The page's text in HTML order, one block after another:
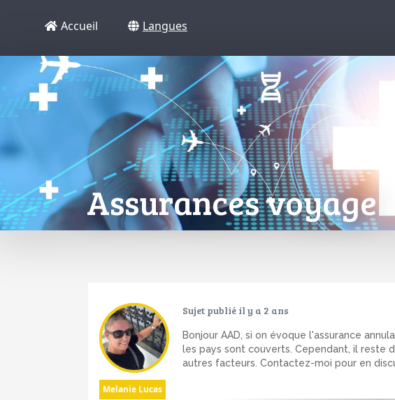
Accueil Langues
Assurances voyage
Melanie Lucas
Sujet publié il y a 2 ans
Bonjour AAD, si on évoque l'assurance
les pays sont couverts. Cependant, il reste
autres facteurs. Contactez-moi pour en